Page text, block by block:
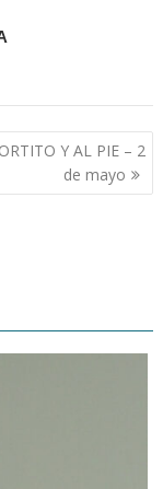
Y AL PIE – 2
de mayo